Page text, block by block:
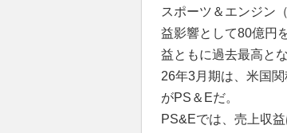
スポーツ＆エンジン
益影響として80億円
益ともに過去最高と
26年3月期は、米国
がPS＆Eだ。
PS&Eでは、売上収